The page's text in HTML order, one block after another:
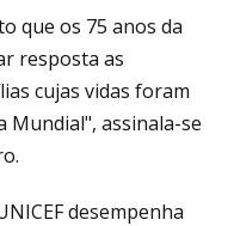
que os 75 anos da
resposta as
cujas vidas foram
Mundial", assinala-se
desempenha